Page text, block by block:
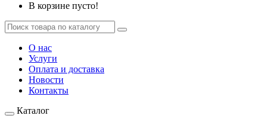
В корзине пусто!
О нас
Услуги
Оплата и доставка
Новости
Контакты
Каталог